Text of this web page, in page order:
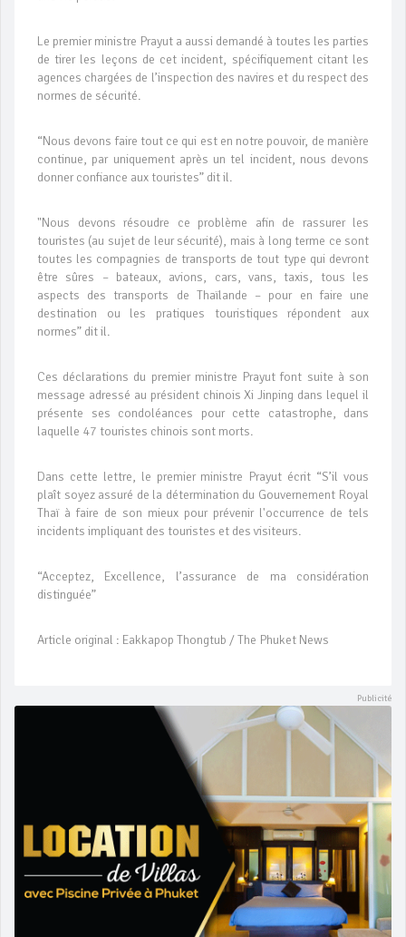
Le premier ministre Prayut a aussi demandé à toutes les parties
de tirer les leçons de cet incident, spécifiquement citant les
agences chargées de l’inspection des navires et du respect des
normes de sécurité.
“Nous devons faire tout ce qui est en notre pouvoir, de manière
continue, par uniquement après un tel incident, nous devons
donner confiance aux touristes” dit il.
"Nous devons résoudre ce problème afin de rassurer les
touristes (au sujet de leur sécurité), mais à long terme ce sont
toutes les compagnies de transports de tout type qui devront
être sûres – bateaux, avions, cars, vans, taxis, tous les
aspects des transports de Thaïlande – pour en faire une
destination ou les pratiques touristiques répondent aux
normes” dit il.
Ces déclarations du premier ministre Prayut font suite à son
message adressé au président chinois Xi Jinping dans lequel il
présente ses condoléances pour cette catastrophe, dans
laquelle 47 touristes chinois sont morts.
Dans cette lettre, le premier ministre Prayut écrit “S’il vous
plaît soyez assuré de la détermination du Gouvernement Royal
Thaï à faire de son mieux pour prévenir l'occurrence de tels
incidents impliquant des touristes et des visiteurs.
“Acceptez, Excellence, l’assurance de ma considération
distinguée”
Article original : Eakkapop Thongtub / The Phuket News